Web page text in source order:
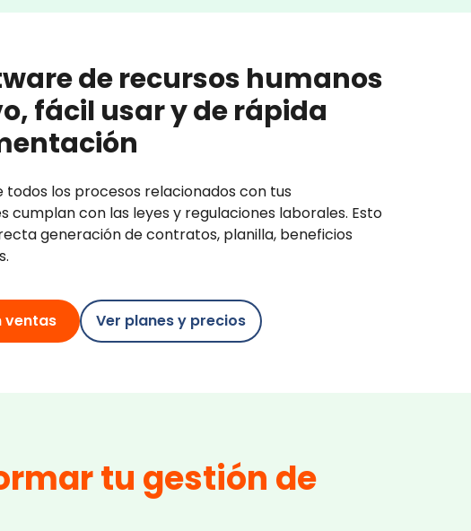
de recursos humanos
fácil usar y de rápida
todos los procesos relacionados con tus
cumplan con las leyes y regulaciones laborales. Esto
generación de contratos, planilla, beneficios
ventas Ver planes y precios
tu gestión de